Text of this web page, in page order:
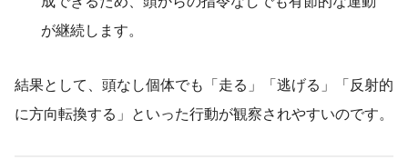
が継続します。
結果として、頭なし個体でも「走る」「逃げる」「反射的
に方向転換する」といった行動が観察されやすいのです。